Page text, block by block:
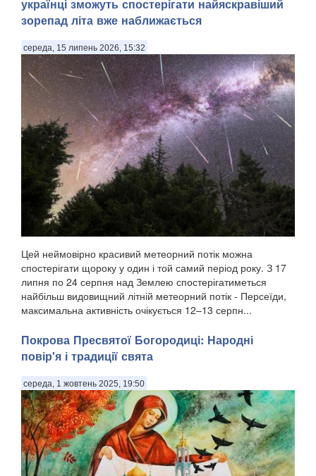
українці зможуть спостерігати найяскравіший
зорепад літа вже наближається
середа, 15 липень 2026, 15:32
Цей неймовірно красивий метеорний потік можна
спостерігати щороку у один і той самий період року. З 17
липня по 24 серпня над Землею спостерігатиметься
найбільш видовищний літній метеорний потік - Персеїди,
максимальна активність очікується 12–13 серпн...
Покрова Пресвятої Богородиці: Народні
повір'я і традиції свята
середа, 1 жовтень 2025, 19:50